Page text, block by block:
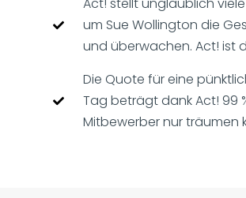
um Sue Wollington die
und überwachen. Act! ist
Die Quote für eine
Tag beträgt dank Act! 99
Mitbewerber nur träumen